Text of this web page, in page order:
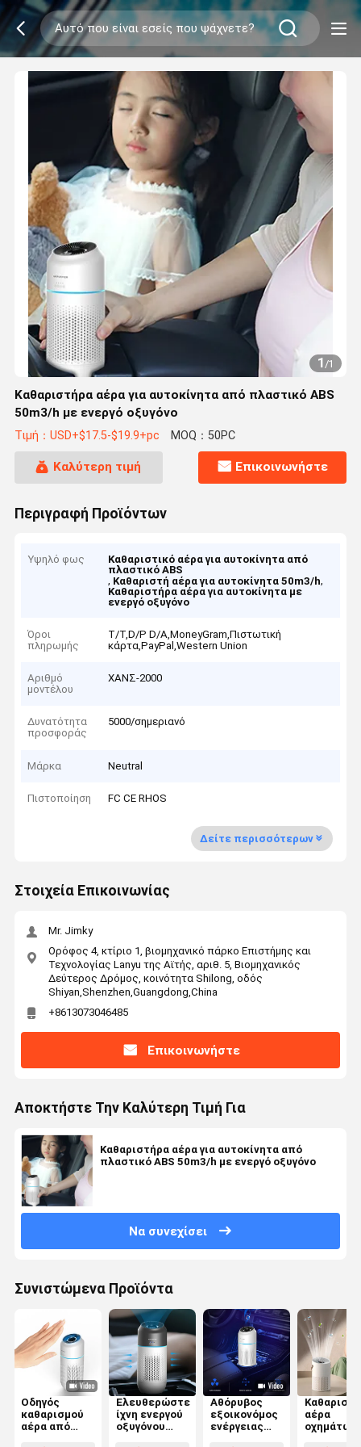
1/1
Καθαριστήρα αέρα για αυτοκίνητα από πλαστικό ABS
50m3/h με ενεργό οξυγόνο
Τιμή：USD+$17.5-$19.9+pc MOQ：50PC
Καλύτερη τιμή Επικοινωνήστε
Περιγραφή Προϊόντων
Υψηλό φως
Καθαριστικό αέρα για αυτοκίνητα από
πλαστικό ABS
, Καθαριστή αέρα για αυτοκίνητα 50m3/h,
Καθαριστήρα αέρα για αυτοκίνητα με
ενεργό οξυγόνο
Όροι
πληρωμής
T/T,D/P D/A,MoneyGram,Πιστωτική
κάρτα,PayPal,Western Union
Αριθμό
μοντέλου
ΧΑΝΣ-2000
Δυνατότητα
προσφοράς
5000/σημεριανό
Μάρκα Neutral
Πιστοποίηση FC CE RHOS
Δείτε περισσότερων
Στοιχεία Επικοινωνίας
Mr. Jimky
Ορόφος 4, κτίριο 1, βιομηχανικό πάρκο Επιστήμης και
Τεχνολογίας Lanyu της Αϊτής, αριθ. 5, Βιομηχανικός
Δεύτερος Δρόμος, κοινότητα Shilong, οδός
Shiyan,Shenzhen,Guangdong,China
+8613073046485
Επικοινωνήστε
Αποκτήστε Την Καλύτερη Τιμή Για
Καθαριστήρα αέρα για αυτοκίνητα από
πλαστικό ABS 50m3/h με ενεργό οξυγόνο
Να συνεχίσει
Συνιστώμενα Προϊόντα
Οδηγός
καθαρισμού
αέρα από
Ελευθερώστε
ίχνη ενεργού
οξυγόνου
Αθόρυβος
εξοικονόμος
ενέργειας
αέρα
οχημάτων